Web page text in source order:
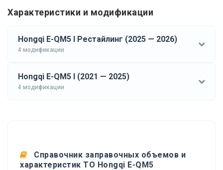
Характеристики и модификации
Hongqi E-QM5 I Рестайлинг (2025 — 2026)
4 модификации
Hongqi E-QM5 I (2021 — 2025)
4 модификации
Справочник заправочных объемов и
характеристик ТО Hongqi E-QM5